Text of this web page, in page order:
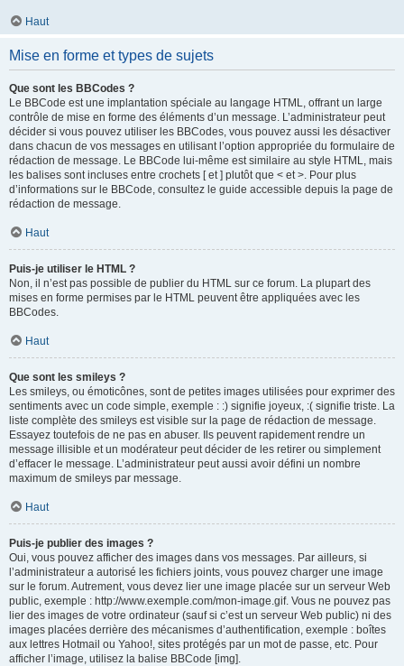
Haut
Mise en forme et types de sujets
Que sont les BBCodes ?
Le BBCode est une implantation spéciale au langage HTML, offrant un large
contrôle de mise en forme des éléments d’un message. L’administrateur peut
décider si vous pouvez utiliser les BBCodes, vous pouvez aussi les désactiver
dans chacun de vos messages en utilisant l’option appropriée du formulaire de
rédaction de message. Le BBCode lui-même est similaire au style HTML, mais
les balises sont incluses entre crochets [ et ] plutôt que < et >. Pour plus
d’informations sur le BBCode, consultez le guide accessible depuis la page de
rédaction de message.
Haut
Puis-je utiliser le HTML ?
Non, il n’est pas possible de publier du HTML sur ce forum. La plupart des
mises en forme permises par le HTML peuvent être appliquées avec les
BBCodes.
Haut
Que sont les smileys ?
Les smileys, ou émoticônes, sont de petites images utilisées pour exprimer des
sentiments avec un code simple, exemple : :) signifie joyeux, :( signifie triste. La
liste complète des smileys est visible sur la page de rédaction de message.
Essayez toutefois de ne pas en abuser. Ils peuvent rapidement rendre un
message illisible et un modérateur peut décider de les retirer ou simplement
d’effacer le message. L’administrateur peut aussi avoir défini un nombre
maximum de smileys par message.
Haut
Puis-je publier des images ?
Oui, vous pouvez afficher des images dans vos messages. Par ailleurs, si
l’administrateur a autorisé les fichiers joints, vous pouvez charger une image
sur le forum. Autrement, vous devez lier une image placée sur un serveur Web
public, exemple : http://www.exemple.com/mon-image.gif. Vous ne pouvez pas
lier des images de votre ordinateur (sauf si c’est un serveur Web public) ni des
images placées derrière des mécanismes d’authentification, exemple : boîtes
aux lettres Hotmail ou Yahoo!, sites protégés par un mot de passe, etc. Pour
afficher l’image, utilisez la balise BBCode [img].